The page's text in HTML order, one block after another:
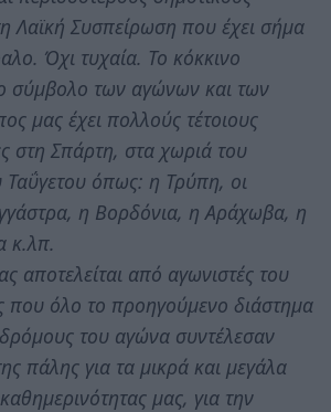
Λαϊκή Συσπείρωση που έχει σήμα
Όχι τυχαία. Το κόκκινο
σύμβολο των αγώνων και των
μας έχει πολλούς τέτοιους
στη Σπάρτη, στα χωριά του
όπως: η Τρύπη, οι
η Βορδόνια, η Αράχωβα, η
κ.λπ.
αποτελείται από αγωνιστές του
που όλο το προηγούμενο διάστημα
του αγώνα συντέλεσαν
πάλης για τα μικρά και μεγάλα
μας, για την